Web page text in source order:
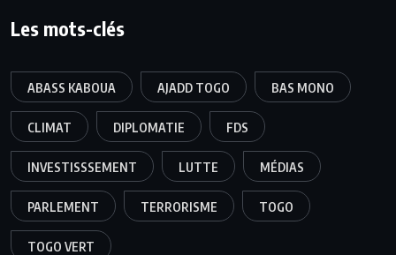
Les mots-clés
ABASS KABOUA AJADD TOGO BAS MONO
CLIMAT DIPLOMATIE FDS
INVESTISSSEMENT LUTTE MÉDIAS
PARLEMENT TERRORISME TOGO
TOGO VERT